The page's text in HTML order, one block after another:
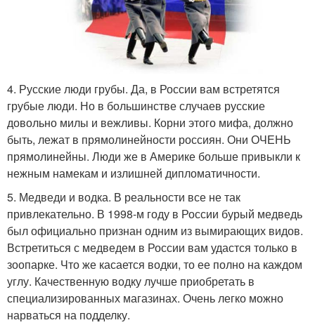
4. Русские люди грубы. Да, в России вам встретятся
грубые люди. Но в большинстве случаев русские
довольно милы и вежливы. Корни этого мифа, должно
быть, лежат в прямолинейности россиян. Они ОЧЕНЬ
прямолинейны. Люди же в Америке больше привыкли к
нежным намекам и излишней дипломатичности.
5. Медведи и водка. В реальности все не так
привлекательно. В 1998-м году в России бурый медведь
был официально признан одним из вымирающих видов.
Встретиться с медведем в России вам удастся только в
зоопарке. Что же касается водки, то ее полно на каждом
углу. Качественную водку лучше приобретать в
специализированных магазинах. Очень легко можно
нарваться на подделку.